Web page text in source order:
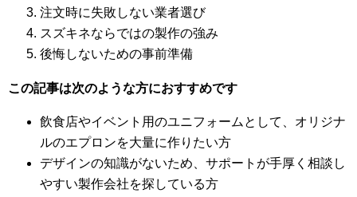
注文時に失敗しない業者選び
スズキネならではの製作の強み
後悔しないための事前準備
この記事は次のような方におすすめです
飲食店やイベント用のユニフォームとして、オリジナ
ルのエプロンを大量に作りたい方
デザインの知識がないため、サポートが手厚く相談し
やすい製作会社を探している方